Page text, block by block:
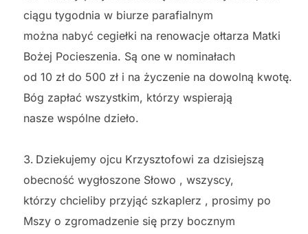
ciągu tygodnia w biurze parafialnym
można nabyć cegiełki na renowacje ołtarza Matki
Bożej Pocieszenia. Są one w nominałach
od 10 zł do 500 zł i na życzenie na dowolną kwotę.
Bóg zapłać wszystkim, którzy wspierają
nasze wspólne dzieło.
Dziekujemy ojcu Krzysztofowi za dzisiejszą
obecność wygłoszone Słowo , wszyscy,
którzy chcieliby przyjąć szkaplerz , prosimy po
Mszy o zgromadzenie się przy bocznym